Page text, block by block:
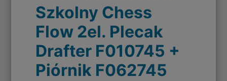
Szkolny Chess
Flow 2el. Plecak
Drafter F010745 +
Piórnik F062745